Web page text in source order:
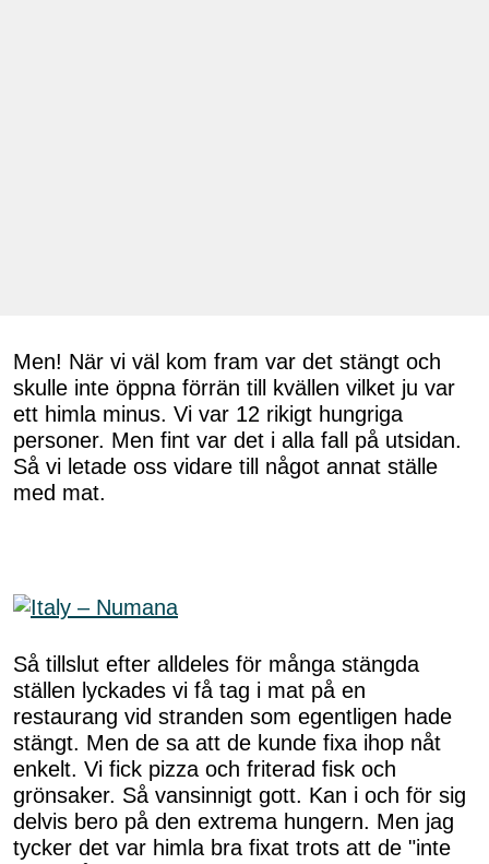
Men! När vi väl kom fram var det stängt och
skulle inte öppna förrän till kvällen vilket ju var
ett himla minus. Vi var 12 rikigt hungriga
personer. Men fint var det i alla fall på utsidan.
Så vi letade oss vidare till något annat ställe
med mat.
Så tillslut efter alldeles för många stängda
ställen lyckades vi få tag i mat på en
restaurang vid stranden som egentligen hade
stängt. Men de sa att de kunde fixa ihop nåt
enkelt. Vi fick pizza och friterad fisk och
grönsaker. Så vansinnigt gott. Kan i och för sig
delvis bero på den extrema hungern. Men jag
tycker det var himla bra fixat trots att de "inte